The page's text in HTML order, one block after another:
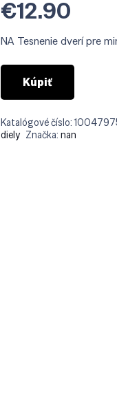
€12.90
NA Tesnenie dverí pre
Kúpiť
Katalógové číslo:
diely Značka:nan